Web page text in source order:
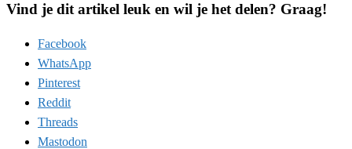
Vind je dit artikel leuk en wil je het delen? Graag!
Facebook
WhatsApp
Pinterest
Reddit
Threads
Mastodon